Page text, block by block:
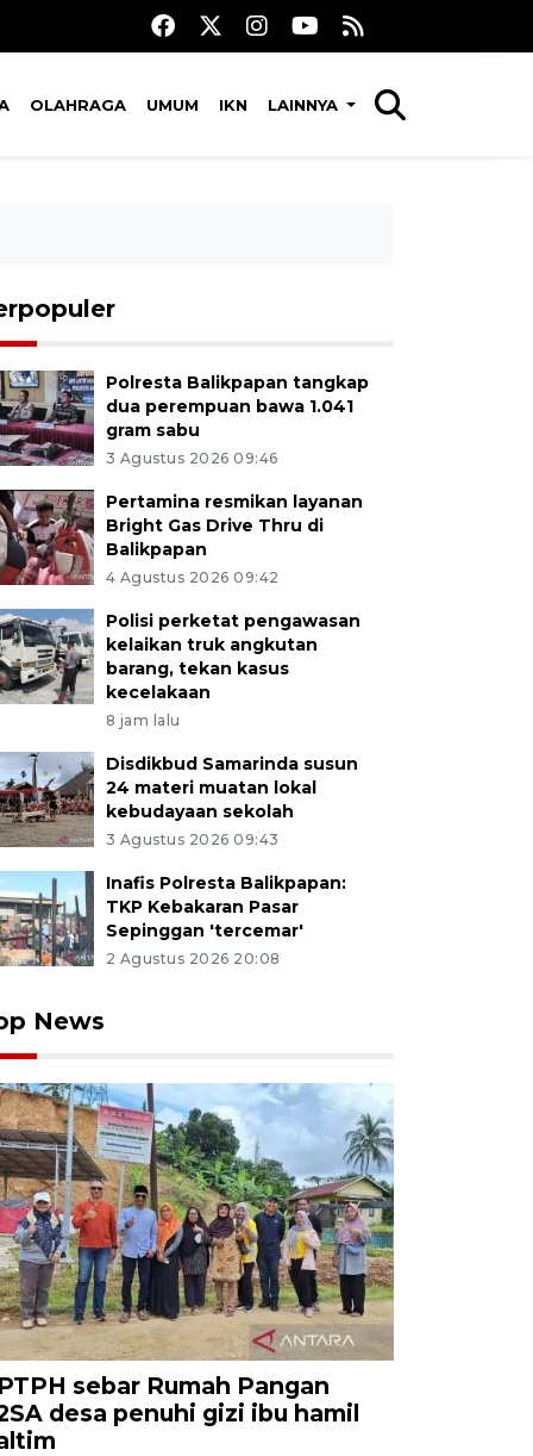
OLAHRAGA UMUM IKN LAINNYA
Polresta Balikpapan tangkap
dua perempuan bawa 1.041
gram sabu
3 Agustus 2026 09:46
Pertamina resmikan layanan
Bright Gas Drive Thru di
Balikpapan
4 Agustus 2026 09:42
Polisi perketat pengawasan
kelaikan truk angkutan
barang, tekan kasus
kecelakaan
8 jam lalu
Disdikbud Samarinda susun
24 materi muatan lokal
kebudayaan sekolah
3 Agustus 2026 09:43
Inafis Polresta Balikpapan:
TKP Kebakaran Pasar
Sepinggan 'tercemar'
2 Agustus 2026 20:08
News
sebar Rumah Pangan
desa penuhi gizi ibu hamil